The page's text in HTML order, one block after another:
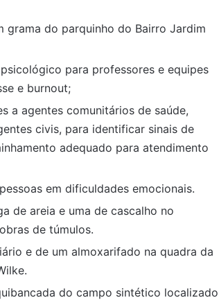
grama do parquinho do Bairro Jardim
para professores e equipes
e burnout;
a agentes comunitários de saúde,
civis, para identificar sinais de
adequado para atendimento
em dificuldades emocionais.
de areia e uma de cascalho no
de túmulos.
e de um almoxarifado na quadra da
do campo sintético localizado